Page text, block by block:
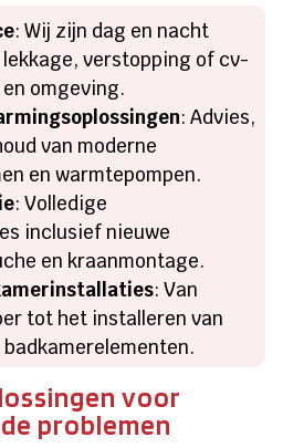
: Wij zijn dag en nacht
verstopping of cv-
omgeving.
: Advies,
van moderne
en warmtepompen.
: Volledige
inclusief nieuwe
en kraanmontage.
: Van
tot het installeren van
voor
problemen